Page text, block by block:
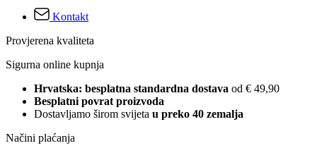
Kontakt
Provjerena kvaliteta
Sigurna online kupnja
Hrvatska: besplatna standardna dostava od € 49,90
Besplatni povrat proizvoda
Dostavljamo širom svijeta u preko 40 zemalja
Načini plaćanja